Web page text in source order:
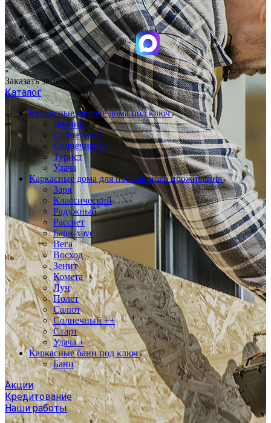
Заказать звонок
Каталог
Каркасные дачные дома под ключ
Дачник
Солнечный
Солнечный +
Турист
Удача
Каркасные дома для постоянного проживания
Заря
Классический
Радужный
Рассвет
Барн-хаус
Вега
Восход
Зенит
Комета
Луч
Полет
Салют
Солнечный ++
Старт
Удача +
Каркасные бани под ключ
Бани
Акции
Кредитование
Наши работы